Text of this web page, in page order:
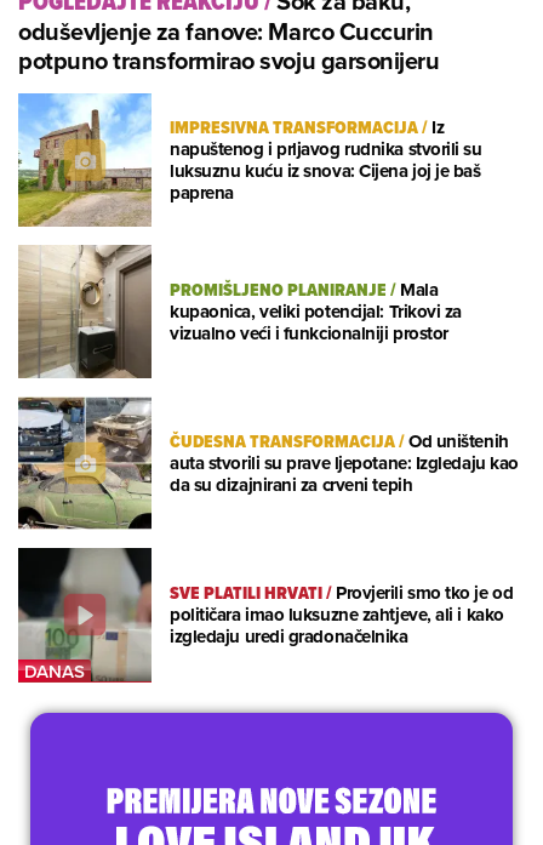
oduševljenje za fanove: Marco Cuccurin
potpuno transformirao svoju garsonijeru
IMPRESIVNA TRANSFORMACIJA/Iz
napuštenog i prljavog rudnika stvorili su
luksuznu kuću iz snova: Cijena joj je baš
paprena
PROMIŠLJENO PLANIRANJE/Mala
kupaonica, veliki potencijal: Trikovi za
vizualno veći i funkcionalniji prostor
ČUDESNA TRANSFORMACIJA/Od uništenih
auta stvorili su prave ljepotane: Izgledaju kao
da su dizajnirani za crveni tepih
SVE PLATILI HRVATI/Provjerili smo tko je od
političara imao luksuzne zahtjeve, ali i kako
izgledaju uredi gradonačelnika